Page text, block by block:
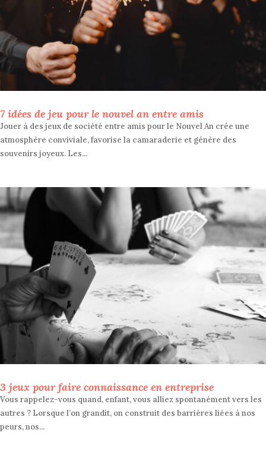
7 idées de jeu pour le nouvel an entre amis
Jouer à des jeux de société entre amis pour le Nouvel An crée une
atmosphère conviviale, favorise la camaraderie et génère des
souvenirs joyeux. Les...
3 jeux pour faire connaissance en entreprise
Vous rappelez-vous quand, enfant, vous alliez spontanément vers les
autres ? Lorsque l’on grandit, on construit des barrières liées à nos
peurs, nos...